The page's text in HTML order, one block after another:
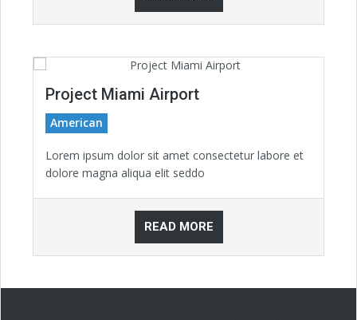
Project Miami Airport
American
Lorem ipsum dolor sit amet consectetur labore et
dolore magna aliqua elit seddo
READ MORE